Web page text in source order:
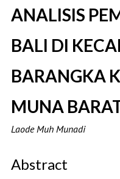
ANALISIS
BALI DI
BARANGKA
MUNA
Laode Muh Munadi
Abstract